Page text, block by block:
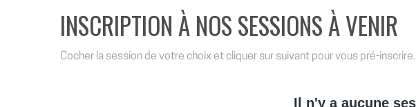
INSCRIPTION À NOS SESSIONS À VENIR
Cocher la session de votre choix et cliquer sur suivant pour vous pré-inscrire.